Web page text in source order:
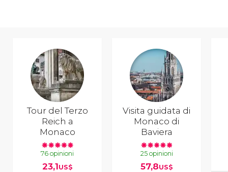
Tour del Terzo
Reich a
Monaco
76 opinioni
23,1US$
Visita guidata di
Monaco di
Baviera
25 opinioni
57,8US$